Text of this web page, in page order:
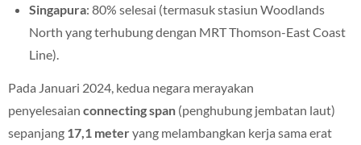
Singapura: 80% selesai (termasuk stasiun Woodlands
North yang terhubung dengan MRT Thomson-East Coast
Line).
Pada Januari 2024, kedua negara merayakan
penyelesaian connecting span (penghubung jembatan laut)
sepanjang 17,1 meteryang melambangkan kerja sama erat